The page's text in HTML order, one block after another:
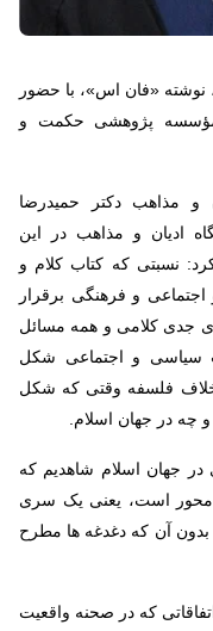
«فان اس»، با حضور
مؤسسه پژوهشی حکمت و
و مذاهب دکتر حمیدرضا
ادیان و مذاهب در این
نسبتی که کتاب کلام و
و فرهنگی برقرار
جدی کلامی و همه مسائل
سیاسی و اجتماعی شکل
خلاف فلسفه وقتی که شکل
چه در جهان اسلام
در جهان اسلام شاهدیم که
محور است، یعنی یک سری
آن که دغدغه ها مطرح
که در صحنه واقعیت